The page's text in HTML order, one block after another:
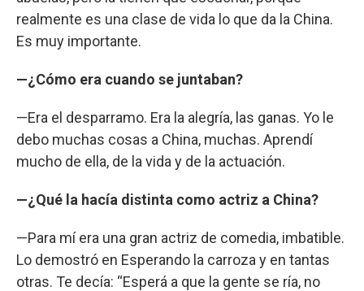
realmente es una clase de vida lo que da la China.
Es muy importante.
—¿Cómo era cuando se juntaban?
—Era el desparramo. Era la alegría, las ganas. Yo le
debo muchas cosas a China, muchas. Aprendí
mucho de ella, de la vida y de la actuación.
—¿Qué la hacía distinta como actriz a China?
—Para mí era una gran actriz de comedia, imbatible.
Lo demostró en Esperando la carroza y en tantas
otras. Te decía: “Esperá a que la gente se ría, no